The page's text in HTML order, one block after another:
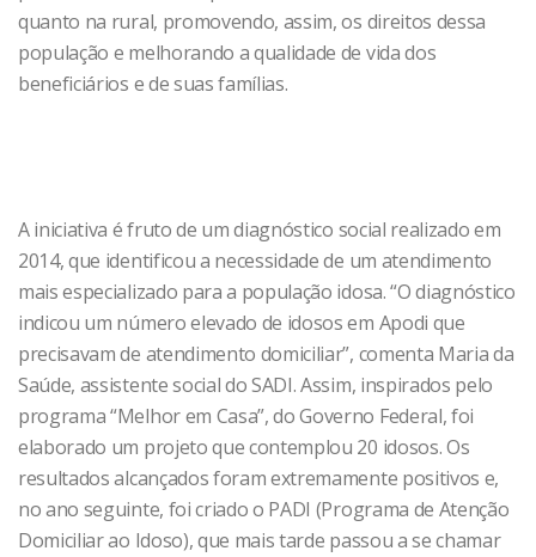
quanto na rural, promovendo, assim, os direitos dessa
população e melhorando a qualidade de vida dos
beneficiários e de suas famílias.
A iniciativa é fruto de um diagnóstico social realizado em
2014, que identificou a necessidade de um atendimento
mais especializado para a população idosa. “O diagnóstico
indicou um número elevado de idosos em Apodi que
precisavam de atendimento domiciliar”, comenta Maria da
Saúde, assistente social do SADI. Assim, inspirados pelo
programa “Melhor em Casa”, do Governo Federal, foi
elaborado um projeto que contemplou 20 idosos. Os
resultados alcançados foram extremamente positivos e,
no ano seguinte, foi criado o PADI (Programa de Atenção
Domiciliar ao Idoso), que mais tarde passou a se chamar